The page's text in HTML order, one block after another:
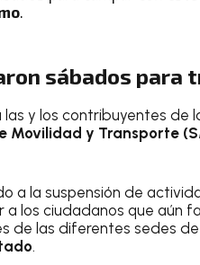
sábados para
y los contribuyentes
Movilidad y Transporte
a la suspensión de
a los ciudadanos que aún
de las diferentes sedes
.